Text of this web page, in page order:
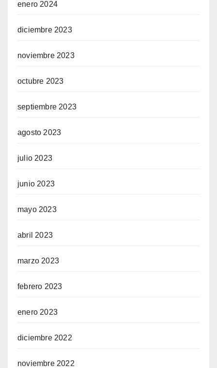
enero 2024
diciembre 2023
noviembre 2023
octubre 2023
septiembre 2023
agosto 2023
julio 2023
junio 2023
mayo 2023
abril 2023
marzo 2023
febrero 2023
enero 2023
diciembre 2022
noviembre 2022